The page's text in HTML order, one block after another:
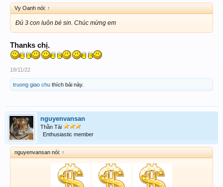
Vy Oanh nói: ↑
Đủ 3 con luôn bé sin. Chúc mừng em
Thanks chị.
18/11/22
truong giao chu thích bài này.
nguyenvansan
Thần Tài
Enthusiastic member
nguyenvansan nói: ↑